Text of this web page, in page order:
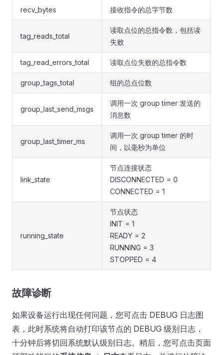
recv_bytes 接收指令的总字节数
tag_reads_total
读取点位的总指令数，包括读
失败
tag_read_errors_total 读取点位失败的总指令数
group_tags_total 组的总点位数
group_last_send_msgs
调用一次 group timer 发送的
消息数
group_last_timer_ms
调用一次 group timer 的时
间，以毫秒为单位
link_state
节点连接状态
DISCONNECTED = 0
CONNECTED = 1
running_state
节点状态
INIT = 1
READY = 2
RUNNING = 3
STOPPED = 4
故障诊断
如果设备运行出现任何问题，您可点击 DEBUG 日志图
表，此时系统将自动打印该节点的 DEBUG 级别日志，
十分钟后将切回系统默认级别日志。稍后，您可点击页面